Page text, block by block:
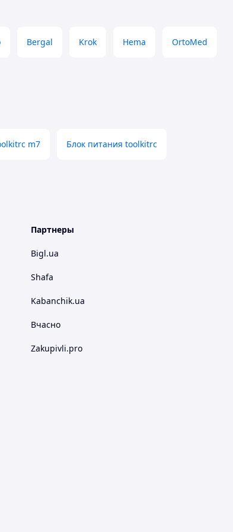
Bergal Krok Hema OrtoMed
m7 Блок питания toolkitrc
Партнеры
Bigl.ua
Shafa
Kabanchik.ua
Вчасно
Zakupivli.pro